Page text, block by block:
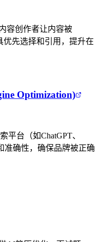
容创作者让内容被
优先选择和引用，提升在
Optimization)
平台（如ChatGPT、
准确性，确保品牌被正确